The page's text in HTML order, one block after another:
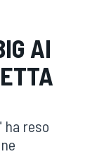
AI
ha reso